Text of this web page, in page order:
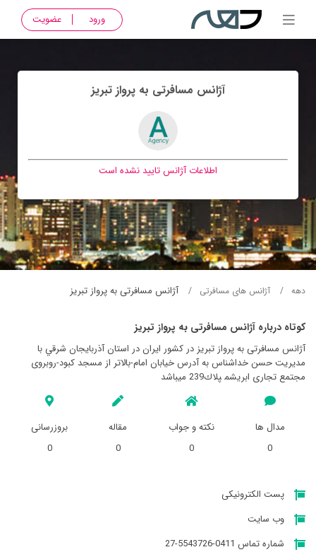
ورود عضویت
آژانس مسافرتی به پرواز تبريز
اطلاعات آژانس تایید نشده است
دهه آژانس های مسافرتی آژانس مسافرتی به پرواز تبريز
کوتاه درباره آژانس مسافرتی به پرواز تبريز
آژانس مسافرتی به پرواز تبريز در کشور ایران در استان آذربايجان شرقي با
مدیریت حسن خداشناس به آدرس خیابان امام-بالاتر از مسجد کبود-روبروی
مجتمع تجاری ابریشم‍‍ ‍‍‍‍‍‍‍‍‍‍‍پلاك239 میباشد
مدال ها
0
نکته و جواب
0
مقاله
0
بروزرسانی
0
پست الکترونیکی
وب سایت
شماره تماس 0411-5543726-27